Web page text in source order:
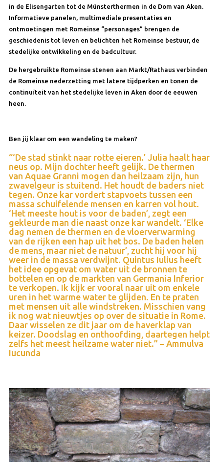
in de Elisengarten tot de Münsterthermen in de Dom van Aken.
Informatieve panelen, multimediale presentaties en
ontmoetingen met Romeinse “personages” brengen de
geschiedenis tot leven en belichten het Romeinse bestuur, de
stedelijke ontwikkeling en de badcultuur.
De hergebruikte Romeinse stenen aan Markt/Rathaus verbinden
de Romeinse nederzetting met latere tijdperken en tonen de
continuïteit van het stedelijke leven in Aken door de eeuwen
heen.
Ben jij klaar om een wandeling te maken?
“‘De stad stinkt naar rotte eieren.’ Julia haalt haar
neus op. Mijn dochter heeft gelijk. De thermen
van Aquae Granni mogen dan heilzaam zijn, hun
zwavelgeur is stuitend. Het houdt de baders niet
tegen. Onze kar vordert stapvoets tussen een
massa schuifelende mensen en karren vol hout.
‘Het meeste hout is voor de baden’, zegt een
gekleurde man die naast onze kar wandelt. ‘Elke
dag nemen de thermen en de vloerverwarming
van de rijken een hap uit het bos. De baden helen
de mens, maar niet de natuur’, zucht hij voor hij
weer in de massa verdwijnt. Quintus Iulius heeft
het idee opgevat om water uit de bronnen te
bottelen en op de markten van Germania Inferior
te verkopen. Ik kijk er vooral naar uit om enkele
uren in het warme water te glijden. En te praten
met mensen uit alle windstreken. Misschien vang
ik nog wat nieuwtjes op over de situatie in Rome.
Daar wisselen ze dit jaar om de haverklap van
keizer. Doodslag en onthoofding, daartegen helpt
zelfs het meest heilzame water niet.” – Ammulva
Iucunda